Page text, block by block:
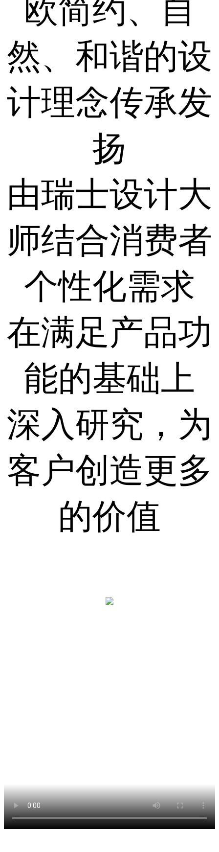
欧简约、自
然、和谐的设
计理念传承发
扬
由瑞士设计大
师结合消费者
个性化需求
在满足产品功
能的基础上
深入研究，为
客户创造更多
的价值